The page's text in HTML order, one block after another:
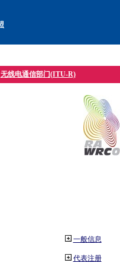
无线电通信部门(ITU-R)
一般信息
代表注册